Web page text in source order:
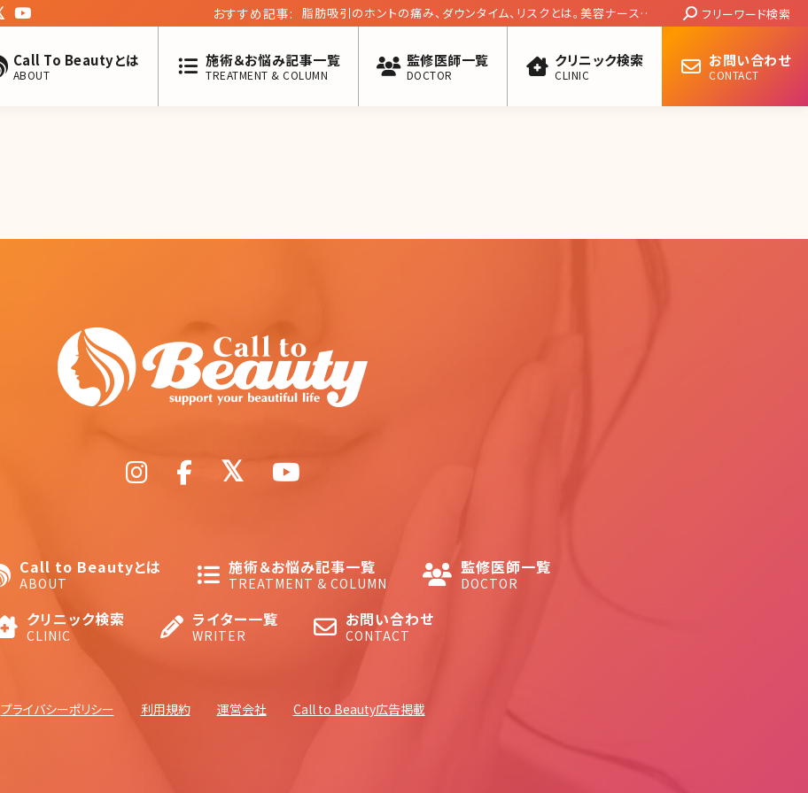
おすすめ記事:
脂肪吸引のホントの痛み、ダウンタイム、リスクとは。美容ナースの
Search:
フリーワード検索
Call To Beautyとは
ABOUT
施術＆お悩み記事一覧
TREATMENT & COLUMN
監修医師一覧
DOCTOR
クリニック検索
CLINIC
お問い合わせ
CONTACT
Call to Beautyとは
ABOUT
施術＆お悩み記事一覧
TREATMENT & COLUMN
監修医師一覧
DOCTOR
クリニック検索
CLINIC
ライター一覧
WRITER
お問い合わせ
CONTACT
プライバシーポリシー 利用規約 運営会社 Call to Beauty広告掲載